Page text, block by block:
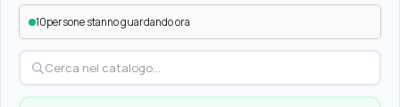
10persone stanno guardando ora